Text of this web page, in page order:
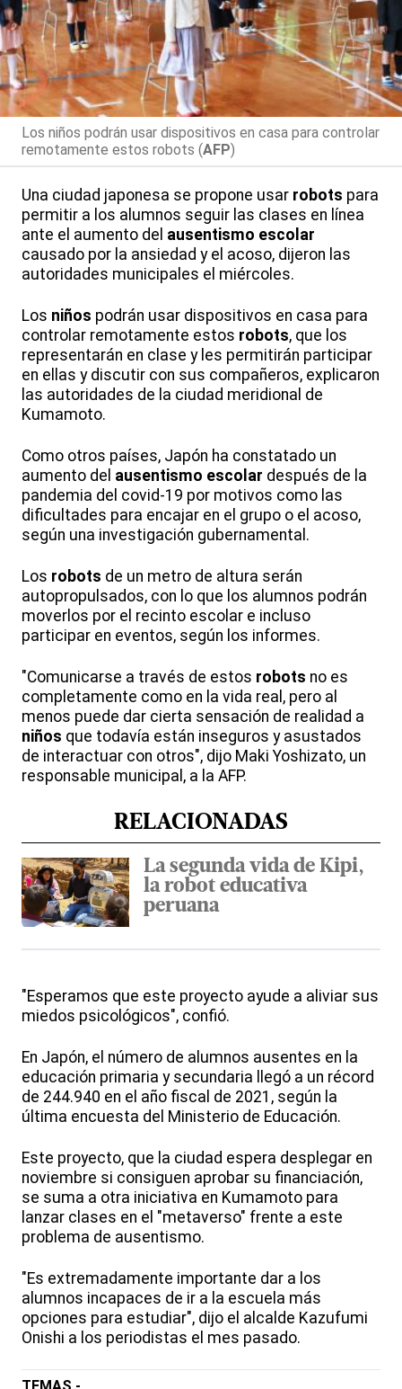
Los niños podrán usar dispositivos en casa para controlar
remotamente estos robots (AFP)
Una ciudad japonesa se propone usar robots para
permitir a los alumnos seguir las clases en línea
ante el aumento del ausentismo escolar
causado por la ansiedad y el acoso, dijeron las
autoridades municipales el miércoles.
Los niños podrán usar dispositivos en casa para
controlar remotamente estos robots, que los
representarán en clase y les permitirán participar
en ellas y discutir con sus compañeros, explicaron
las autoridades de la ciudad meridional de
Kumamoto.
Como otros países, Japón ha constatado un
aumento del ausentismo escolar después de la
pandemia del covid-19 por motivos como las
dificultades para encajar en el grupo o el acoso,
según una investigación gubernamental.
Los robots de un metro de altura serán
autopropulsados, con lo que los alumnos podrán
moverlos por el recinto escolar e incluso
participar en eventos, según los informes.
"Comunicarse a través de estos robots no es
completamente como en la vida real, pero al
menos puede dar cierta sensación de realidad a
niños que todavía están inseguros y asustados
de interactuar con otros", dijo Maki Yoshizato, un
responsable municipal, a la AFP.
RELACIONADAS
La segunda vida de Kipi,
la robot educativa
peruana
"Esperamos que este proyecto ayude a aliviar sus
miedos psicológicos", confió.
En Japón, el número de alumnos ausentes en la
educación primaria y secundaria llegó a un récord
de 244.940 en el año fiscal de 2021, según la
última encuesta del Ministerio de Educación.
Este proyecto, que la ciudad espera desplegar en
noviembre si consiguen aprobar su financiación,
se suma a otra iniciativa en Kumamoto para
lanzar clases en el "metaverso" frente a este
problema de ausentismo.
"Es extremadamente importante dar a los
alumnos incapaces de ir a la escuela más
opciones para estudiar", dijo el alcalde Kazufumi
Onishi a los periodistas el mes pasado.